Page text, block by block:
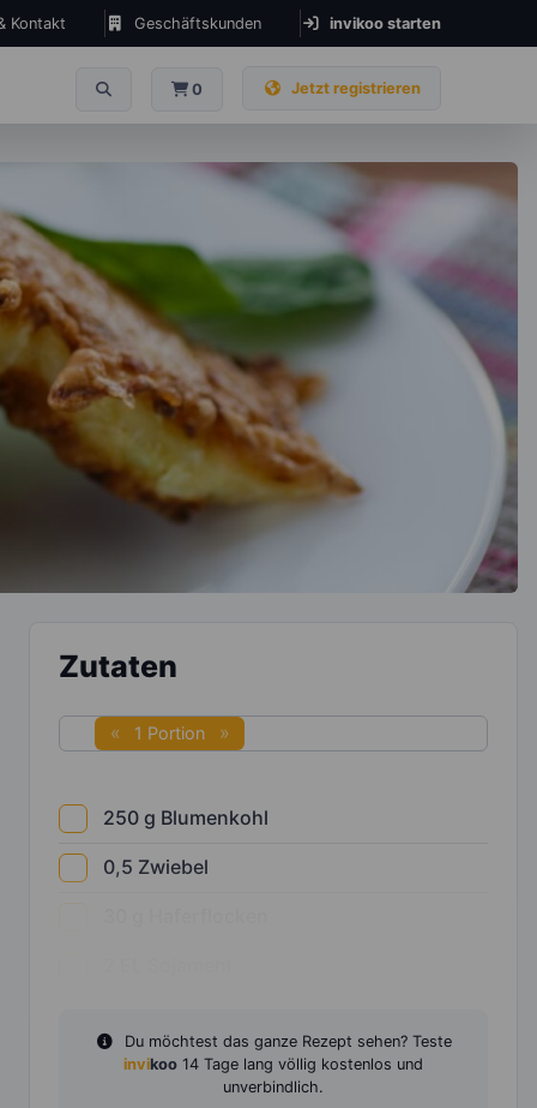
Kontakt Geschäftskunden invikoo starten
0 Jetzt registrieren
Zutaten
1 Portion
250 g Blumenkohl
0,5 Zwiebel
Du möchtest das ganze Rezept sehen? Teste
invikoo 14 Tage lang völlig kostenlos und
unverbindlich.